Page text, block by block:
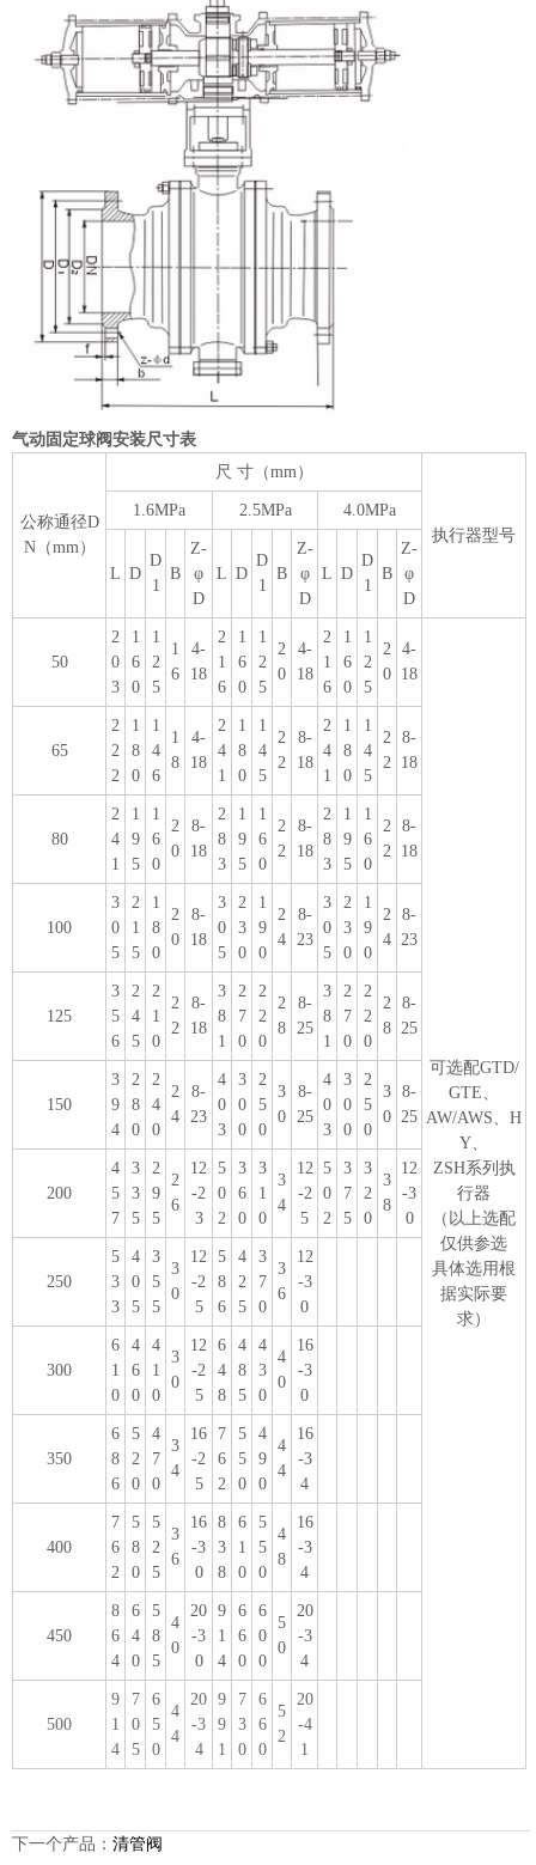
气动固定球阀安装尺寸表
公称通径D
N（mm）
尺 寸（mm）
执行器型号
1.6MPa 2.5MPa 4.0MPa
L D
D
1
B
Z-
φ
D
L D
D
1
B
Z-
φ
D
L D
D
1
B
Z-
φ
D
50
2
0
3
1
6
0
1
2
5
1
6
4-
18
2
1
6
1
6
0
1
2
5
2
0
4-
18
2
1
6
1
6
0
1
2
5
2
0
4-
18
可选配GTD/
GTE、
AW/AWS、H
Y、
ZSH系列执
行器
（以上选配
仅供参选
具体选用根
据实际要
求）
65
2
2
2
1
8
0
1
4
6
1
8
4-
18
2
4
1
1
8
0
1
4
5
2
2
8-
18
2
4
1
1
8
0
1
4
5
2
2
8-
18
80
2
4
1
1
9
5
1
6
0
2
0
8-
18
2
8
3
1
9
5
1
6
0
2
2
8-
18
2
8
3
1
9
5
1
6
0
2
2
8-
18
100
3
0
5
2
1
5
1
8
0
2
0
8-
18
3
0
5
2
3
0
1
9
0
2
4
8-
23
3
0
5
2
3
0
1
9
0
2
4
8-
23
125
3
5
6
2
4
5
2
1
0
2
2
8-
18
3
8
1
2
7
0
2
2
0
2
8
8-
25
3
8
1
2
7
0
2
2
0
2
8
8-
25
150
3
9
4
2
8
0
2
4
0
2
4
8-
23
4
0
3
3
0
0
2
5
0
3
0
8-
25
4
0
3
3
0
0
2
5
0
3
0
8-
25
200
4
5
7
3
3
5
2
9
5
2
6
12
-2
3
5
0
2
3
6
0
3
1
0
3
4
12
-2
5
5
0
2
3
7
5
3
2
0
3
8
12
-3
0
250
5
3
3
4
0
5
3
5
5
3
0
12
-2
5
5
8
6
4
2
5
3
7
0
3
6
12
-3
0
300
6
1
0
4
6
0
4
1
0
3
0
12
-2
5
6
4
8
4
8
5
4
3
0
4
0
16
-3
0
350
6
8
6
5
2
0
4
7
0
3
4
16
-2
5
7
6
2
5
5
0
4
9
0
4
4
16
-3
4
400
7
6
2
5
8
0
5
2
5
3
6
16
-3
0
8
3
8
6
1
0
5
5
0
4
8
16
-3
4
450
8
6
4
6
4
0
5
8
5
4
0
20
-3
0
9
1
4
6
6
0
6
0
0
5
0
20
-3
4
500
9
1
4
7
0
5
6
5
0
4
4
20
-3
4
9
9
1
7
3
0
6
6
0
5
2
20
-4
1
下一个产品： 清管阀